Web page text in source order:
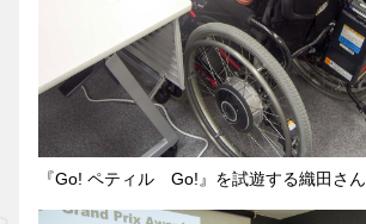
『Go! ペティル Go!』を試遊する織田さん